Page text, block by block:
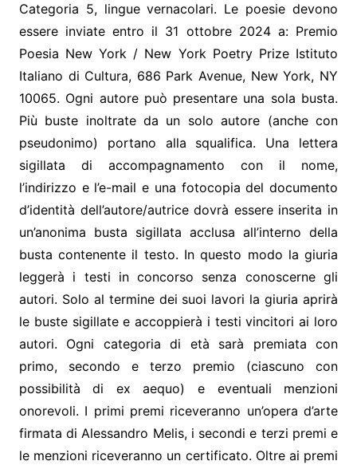
Categoria 5, lingue vernacolari. Le poesie devono
essere inviate entro il 31 ottobre 2024 a: Premio
Poesia New York / New York Poetry Prize Istituto
Italiano di Cultura, 686 Park Avenue, New York, NY
10065. Ogni autore può presentare una sola busta.
Più buste inoltrate da un solo autore (anche con
pseudonimo) portano alla squalifica. Una lettera
sigillata di accompagnamento con il nome,
l’indirizzo e l’e-mail e una fotocopia del documento
d’identità dell’autore/autrice dovrà essere inserita in
un’anonima busta sigillata acclusa all’interno della
busta contenente il testo. In questo modo la giuria
leggerà i testi in concorso senza conoscerne gli
autori. Solo al termine dei suoi lavori la giuria aprirà
le buste sigillate e accoppierà i testi vincitori ai loro
autori. Ogni categoria di età sarà premiata con
primo, secondo e terzo premio (ciascuno con
possibilità di ex aequo) e eventuali menzioni
onorevoli. I primi premi riceveranno un’opera d’arte
firmata di Alessandro Melis, i secondi e terzi premi e
le menzioni riceveranno un certificato. Oltre ai premi